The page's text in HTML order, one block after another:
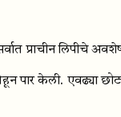
प्राचीन लिपीचे
पार केली. एवढ्या